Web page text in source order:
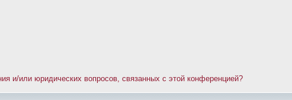
и/или юридических вопросов, связанных с этой конференцией?